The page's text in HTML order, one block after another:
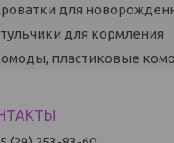
для
для кормления
пластиковые